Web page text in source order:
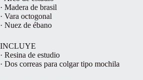
· Madera de brasil
· Vara octogonal
· Nuez de ébano
INCLUYE
· Resina de estudio
· Dos correas para colgar tipo mochila